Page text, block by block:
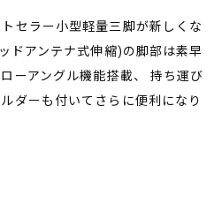
セラー小型軽量三脚が新しくな
ドアンテナ式伸縮)の脚部は素早
ーアングル機能搭載、 持ち運び
ダーも付いてさらに便利になり